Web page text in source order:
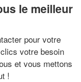
le meilleur
pour votre
votre besoin
et vous mettons
!